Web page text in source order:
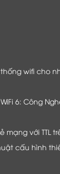
wifi cho
6: Công
với TTL
cấu hình